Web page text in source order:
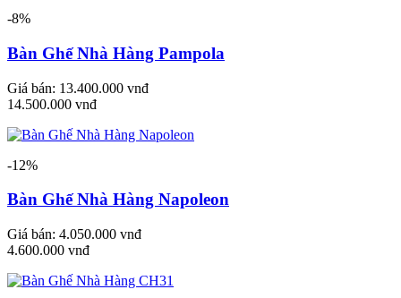
-8%
Bàn Ghế Nhà Hàng Pampola
Giá bán: 13.400.000 vnđ
14.500.000 vnđ
-12%
Bàn Ghế Nhà Hàng Napoleon
Giá bán: 4.050.000 vnđ
4.600.000 vnđ